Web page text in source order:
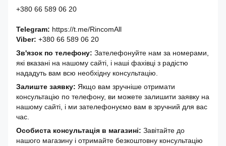
+380 66 589 06 20
Telegram: https://t.me/RincomAll
Viber: +380 66 589 06 20
Зв'язок по телефону: Зателефонуйте нам за номерами,
які вказані на нашому сайті, і наші фахівці з радістю
нададуть вам всю необхідну консультацію.
Залиште заявку: Якщо вам зручніше отримати
консультацію по телефону, ви можете залишити заявку на
нашому сайті, і ми зателефонуємо вам в зручний для вас
час.
Особиста консультація в магазині: Завітайте до
нашого магазину і отримайте безкоштовну консультацію